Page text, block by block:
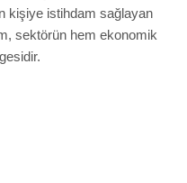
kişiye istihdam sağlayan
sektörün hem ekonomik